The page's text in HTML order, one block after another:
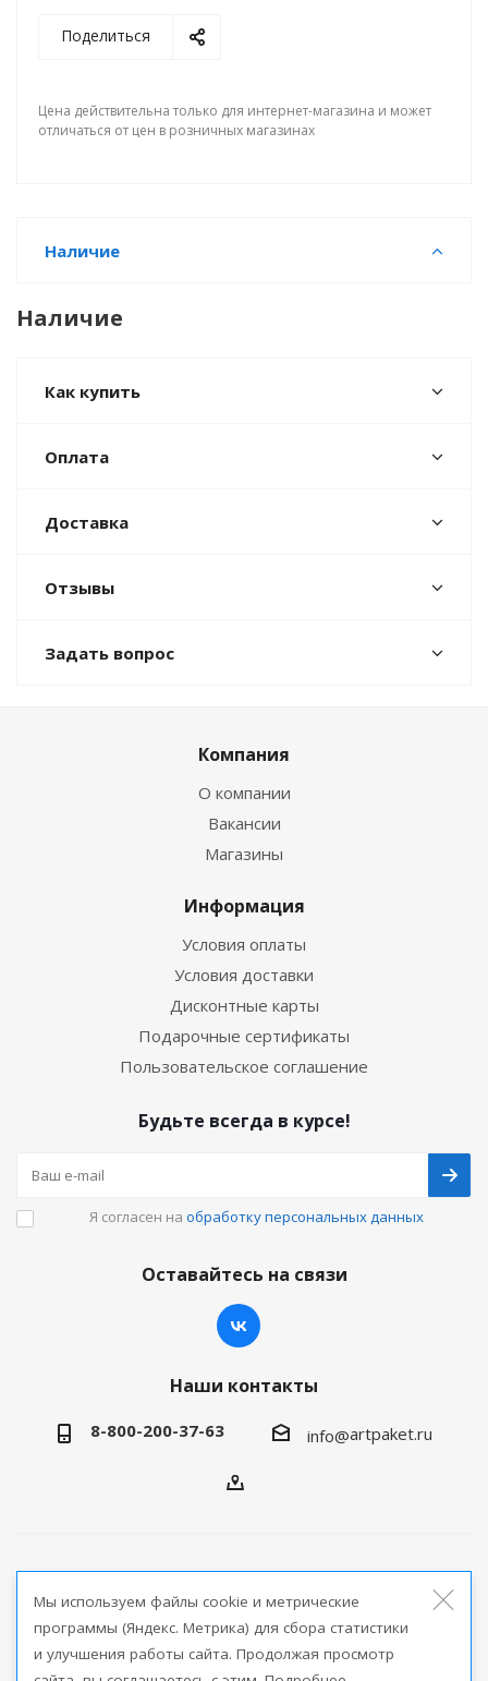
Поделиться
Цена действительна только для интернет-магазина и может
отличаться от цен в розничных магазинах
Наличие
Наличие
Как купить
Оплата
Доставка
Отзывы
Задать вопрос
Компания
О компании
Вакансии
Магазины
Информация
Условия оплаты
Условия доставки
Дисконтные карты
Подарочные сертификаты
Пользовательское соглашение
Будьте всегда в курсе!
Я согласен на обработку персональных данных
Оставайтесь на связи
Наши контакты
8-800-200-37-63 info@artpaket.ru
продукции
Версия для печати
Мы используем файлы cookie и метрические
программы (Яндекс. Метрика) для сбора статистики
и улучшения работы сайта. Продолжая просмотр